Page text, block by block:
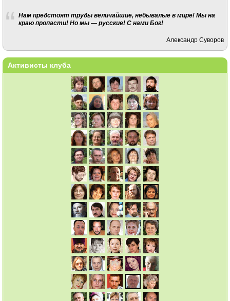
Нам предстоят труды величайшие, небывалые в мире! Мы на
краю пропасти! Но мы — русские! С нами Бог!
Александр Суворов
Активисты клуба